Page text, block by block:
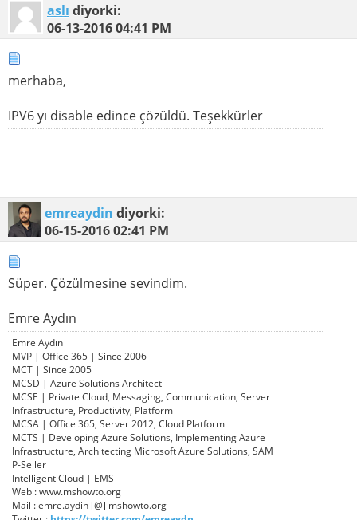
aslı diyorki:
06-13-201604:41 PM
merhaba,
IPV6 yı disable edince çözüldü. Teşekkürler
emreaydin diyorki:
06-15-201602:41 PM
Süper. Çözülmesine sevindim.
Emre Aydın
Emre Aydın
MVP | Office 365 | Since 2006
MCT | Since 2005
MCSD | Azure Solutions Architect
MCSE | Private Cloud, Messaging, Communication, Server
Infrastructure, Productivity, Platform
MCSA | Office 365, Server 2012, Cloud Platform
MCTS | Developing Azure Solutions, Implementing Azure
Infrastructure, Architecting Microsoft Azure Solutions, SAM
P-Seller
Intelligent Cloud | EMS
Web : www.mshowto.org
Mail : emre.aydin [@] mshowto.org